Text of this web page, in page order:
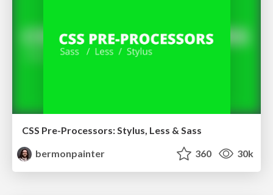
CSS Pre-Processors: Stylus, Less & Sass
bermonpainter
360 30k